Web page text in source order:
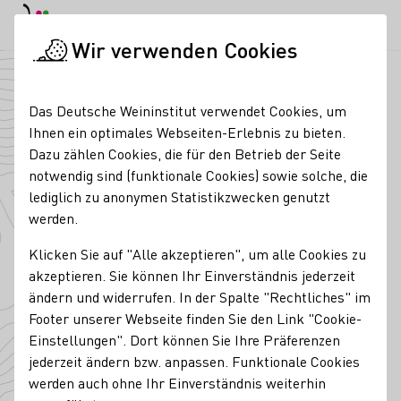
Startseite
Außerhalb der
Weinbaugebiete
Fakten
Rebsorten
Zitate
Wir verwenden Cookies
Das Deutsche Weininstitut verwendet Cookies, um
Ihnen ein optimales Webseiten-Erlebnis zu bieten.
Dazu zählen Cookies, die für den Betrieb der Seite
notwendig sind (funktionale Cookies) sowie solche, die
lediglich zu anonymen Statistikzwecken genutzt
werden.
Klicken Sie auf "Alle akzeptieren", um alle Cookies zu
akzeptieren. Sie können Ihr Einverständnis jederzeit
ändern und widerrufen. In der Spalte "Rechtliches" im
Footer unserer Webseite finden Sie den Link "Cookie-
Einstellungen". Dort können Sie Ihre Präferenzen
jederzeit ändern bzw. anpassen. Funktionale Cookies
werden auch ohne Ihr Einverständnis weiterhin